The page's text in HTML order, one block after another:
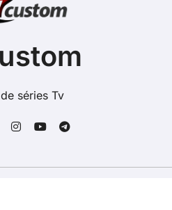
séries Tv